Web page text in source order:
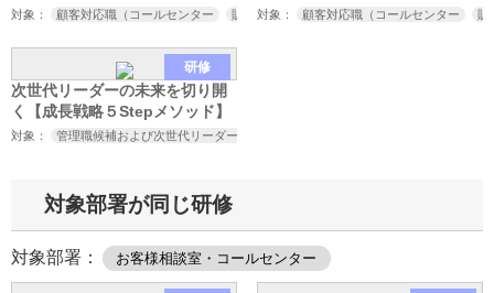
対象： 顧客対応職（コールセンター 販売 接客 サービス業など） 取引先対応
対象： 顧客対応職（コールセンター 販
研修
次世代リーダーの未来を切り開
く【成長戦略５Stepメソッド】
対象： 管理職候補および次世代リーダー
対象部署が同じ研修
対象部署： お客様相談室・コールセンター